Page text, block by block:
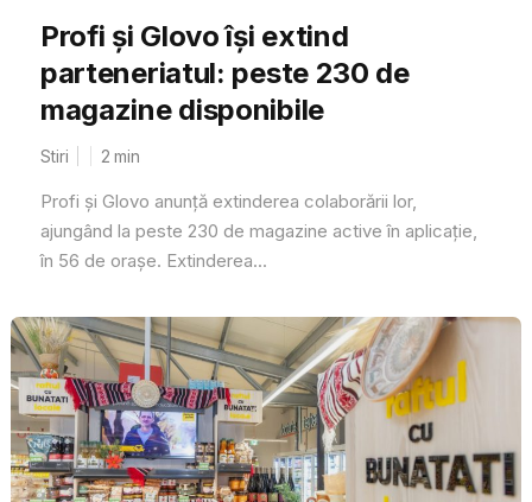
Profi și Glovo își extind
parteneriatul: peste 230 de
magazine disponibile
Stiri 2 min
Profi și Glovo anunță extinderea colaborării lor,
ajungând la peste 230 de magazine active în aplicație,
în 56 de orașe. Extinderea...